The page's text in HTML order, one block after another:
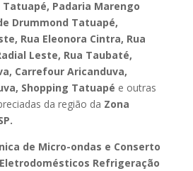
Tatuapé, Padaria Marengo
Drummond Tatuapé,
Rua Eleonora Cintra, Rua
Leste, Rua Taubaté,
Carrefour Aricanduva,
Shopping Tatuapé e outras
da região da Zona
de Micro-ondas e Conserto
Refrigeração